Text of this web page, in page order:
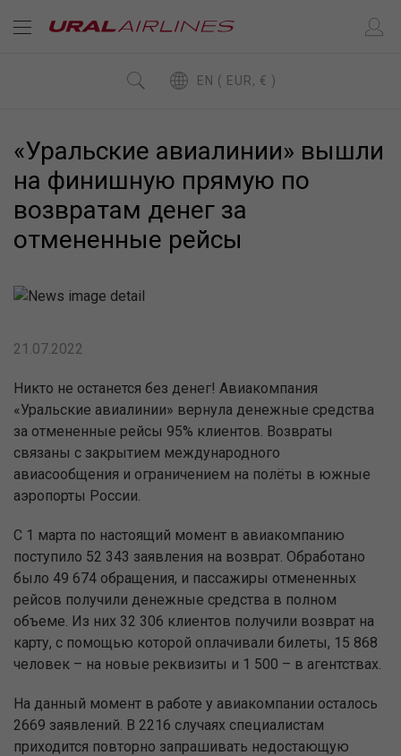
EN ( EUR, € )
«Уральские авиалинии» вышли
на финишную прямую по
возвратам денег за
отмененные рейсы
21.07.2022
Никто не останется без денег! Авиакомпания
«Уральские авиалинии» вернула денежные средства
за отмененные рейсы 95% клиентов. Возвраты
связаны с закрытием международного
авиасообщения и ограничением на полёты в южные
аэропорты России.
С 1 марта по настоящий момент в авиакомпанию
поступило 52 343 заявления на возврат. Обработано
было 49 674 обращения, и пассажиры отмененных
рейсов получили денежные средства в полном
объеме. Из них 32 306 клиентов получили возврат на
карту, с помощью которой оплачивали билеты, 15 868
человек – на новые реквизиты и 1 500 – в агентствах.
На данный момент в работе у авиакомпании осталось
2669 заявлений. В 2216 случаях специалистам
приходится повторно запрашивать недостающую